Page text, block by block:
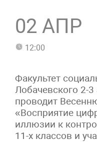
02 АПР
12:00
Факультет
Лобачевского 2-
проводит
«Восприятие
иллюзии к
11-х классов и